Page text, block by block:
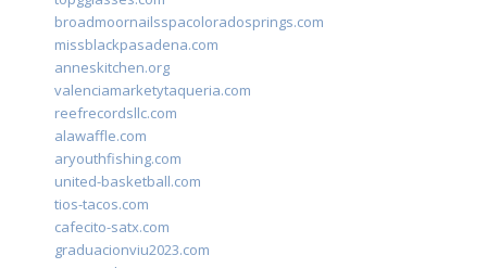
broadmoornailsspacoloradosprings.com
missblackpasadena.com
anneskitchen.org
valenciamarketytaqueria.com
reefrecordsllc.com
alawaffle.com
aryouthfishing.com
united-basketball.com
tios-tacos.com
cafecito-satx.com
graduacionviu2023.com